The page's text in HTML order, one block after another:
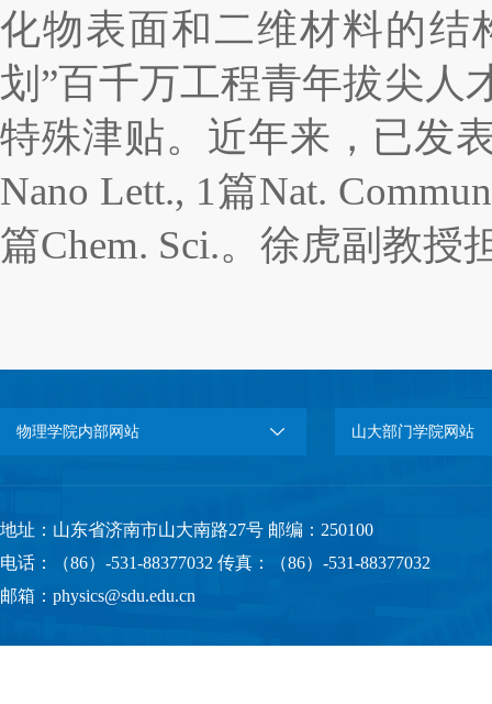
化物表面和二维材料的
划 ”百千万工程青年拔尖人
特殊津贴。近年来，已发
Nano Lett., 1篇Nat.
篇Chem. Sci.。徐虎副教授
物理学院内部网站 山大部门学院网站
地址：山东省济南市山大南路27号 邮编：250100
电话：（86）-531-88377032 传真：（86）-531-88377032
邮箱：physics@sdu.edu.cn